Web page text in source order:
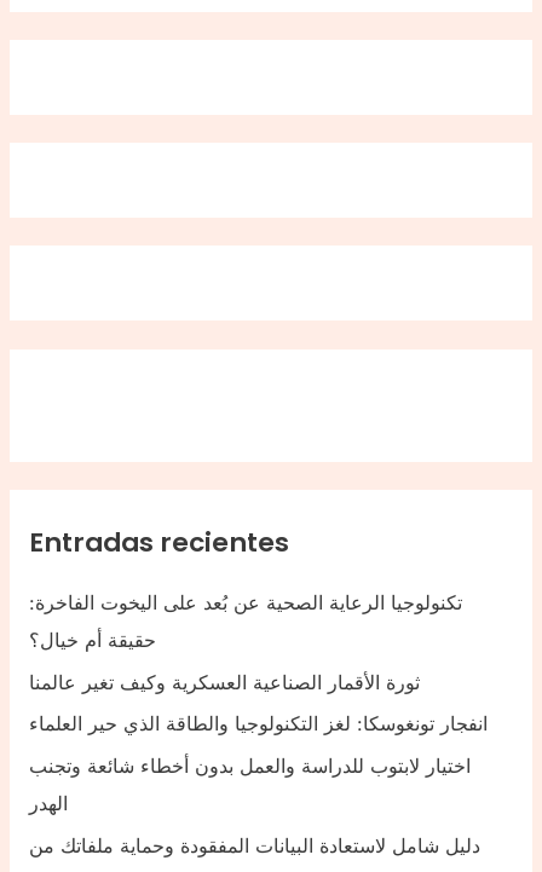
Entradas recientes
تكنولوجيا الرعاية الصحية عن بُعد على اليخوت الفاخرة:
حقيقة أم خيال؟
ثورة الأقمار الصناعية العسكرية وكيف تغير عالمنا
انفجار تونغوسكا: لغز التكنولوجيا والطاقة الذي حير العلماء
اختيار لابتوب للدراسة والعمل بدون أخطاء شائعة وتجنب
الهدر
دليل شامل لاستعادة البيانات المفقودة وحماية ملفاتك من